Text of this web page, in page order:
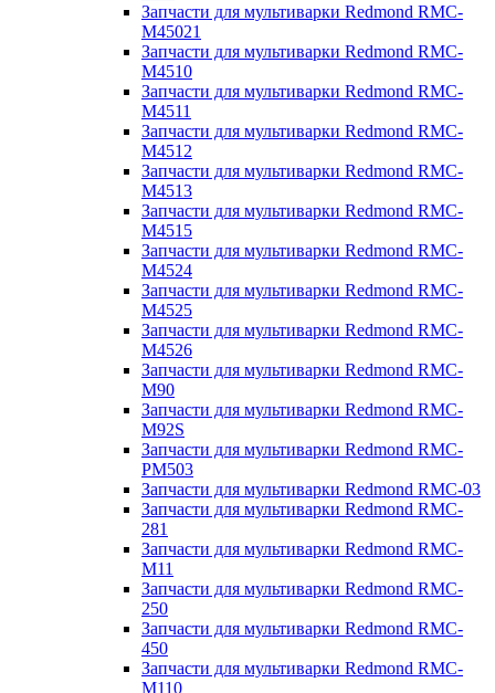
Запчасти для мультиварки Redmond RMC-
M45021
Запчасти для мультиварки Redmond RMC-
M4510
Запчасти для мультиварки Redmond RMC-
M4511
Запчасти для мультиварки Redmond RMC-
M4512
Запчасти для мультиварки Redmond RMC-
M4513
Запчасти для мультиварки Redmond RMC-
M4515
Запчасти для мультиварки Redmond RMC-
M4524
Запчасти для мультиварки Redmond RMC-
M4525
Запчасти для мультиварки Redmond RMC-
M4526
Запчасти для мультиварки Redmond RMC-
M90
Запчасти для мультиварки Redmond RMC-
M92S
Запчасти для мультиварки Redmond RMC-
PM503
Запчасти для мультиварки Redmond RMC-03
Запчасти для мультиварки Redmond RMC-
281
Запчасти для мультиварки Redmond RMC-
M11
Запчасти для мультиварки Redmond RMC-
250
Запчасти для мультиварки Redmond RMC-
450
Запчасти для мультиварки Redmond RMC-
M110